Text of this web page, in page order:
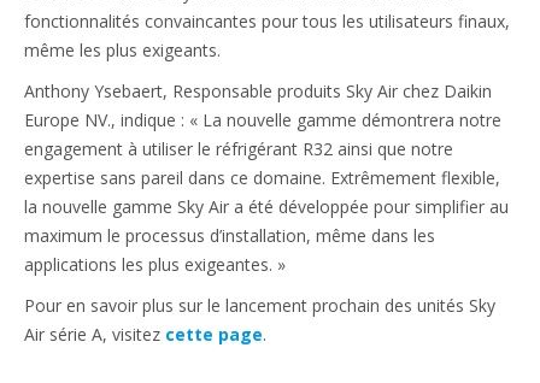
fonctionnalités convaincantes pour tous les utilisateurs finaux,
même les plus exigeants.
Anthony Ysebaert, Responsable produits Sky Air chez Daikin
Europe NV., indique : « La nouvelle gamme démontrera notre
engagement à utiliser le réfrigérant R32 ainsi que notre
expertise sans pareil dans ce domaine. Extrêmement flexible,
la nouvelle gamme Sky Air a été développée pour simplifier au
maximum le processus d’installation, même dans les
applications les plus exigeantes. »
Pour en savoir plus sur le lancement prochain des unités Sky
Air série A, visitez cette page.